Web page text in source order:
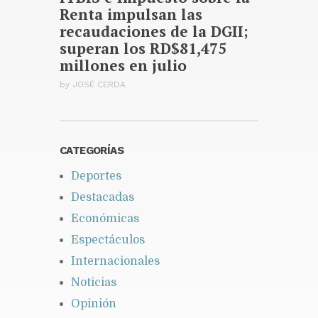
Renta impulsan las
recaudaciones de la DGII;
superan los RD$81,475
millones en julio
by JOSÉ CERDA
CATEGORÍAS
Deportes
Destacadas
Económicas
Espectáculos
Internacionales
Noticias
Opinión